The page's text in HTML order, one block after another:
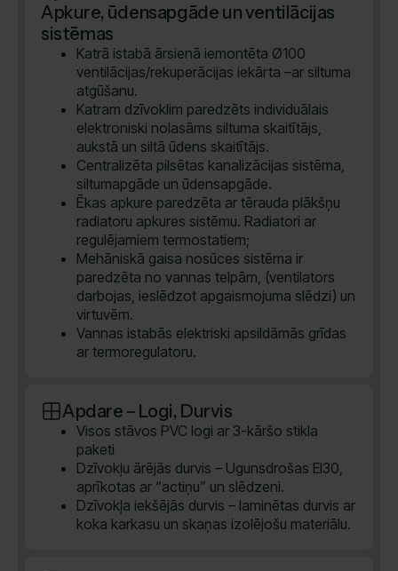
Apkure, ūdensapgāde un ventilācijas
sistēmas
Katrā istabā ārsienā iemontēta Ø100
ventilācijas/rekuperācijas iekārta –ar siltuma
atgūšanu.
Katram dzīvoklim paredzēts individuālais
elektroniski nolasāms siltuma skaitītājs,
aukstā un siltā ūdens skaitītājs.
Centralizēta pilsētas kanalizācijas sistēma,
siltumapgāde un ūdensapgāde.
Ēkas apkure paredzēta ar tērauda plākšņu
radiatoru apkures sistēmu. Radiatori ar
regulējamiem termostatiem;
Mehāniskā gaisa nosūces sistēma ir
paredzēta no vannas telpām, (ventilators
darbojas, ieslēdzot apgaismojuma slēdzi) un
virtuvēm.
Vannas istabās elektriski apsildāmās grīdas
ar termoregulatoru.
Apdare – Logi, Durvis
Visos stāvos PVC logi ar 3-kāršo stikla
paketi
Dzīvokļu ārējās durvis – Ugunsdrošas EI30,
aprīkotas ar “actiņu” un slēdzeni.
Dzīvokļa iekšējās durvis – laminētas durvis ar
koka karkasu un skaņas izolējošu materiālu.